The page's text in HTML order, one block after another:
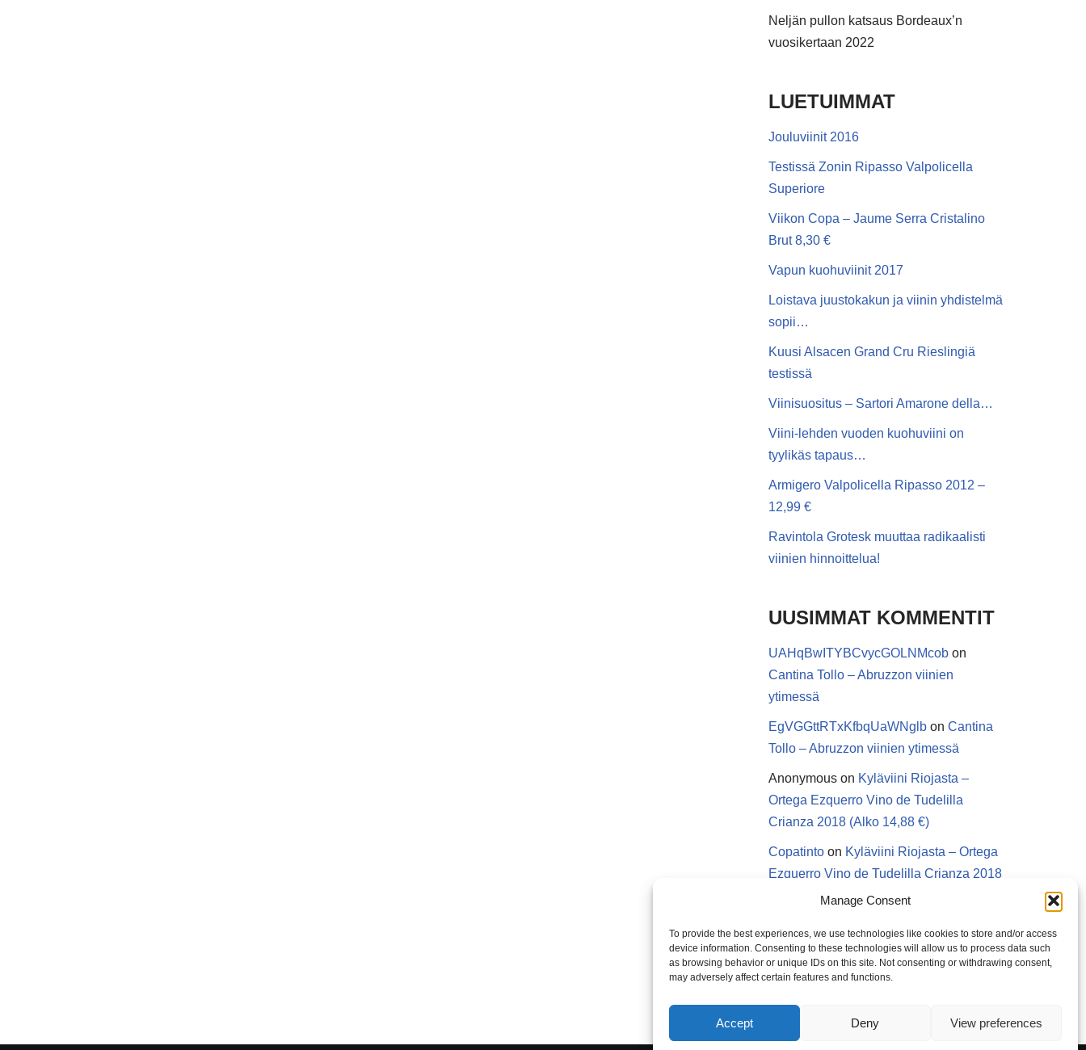
Manage Consent
To provide the best experiences, we use technologies like cookies to store and/or access
device information. Consenting to these technologies will allow us to process data such
as browsing behavior or unique IDs on this site. Not consenting or withdrawing consent,
may adversely affect certain features and functions.
Accept Deny View preferences
Neljän pullon katsaus Bordeaux’n
vuosikertaan 2022
LUETUIMMAT
Jouluviinit 2016
Testissä Zonin Ripasso Valpolicella
Superiore
Viikon Copa – Jaume Serra Cristalino
Brut 8,30 €
Vapun kuohuviinit 2017
Loistava juustokakun ja viinin yhdistelmä
sopii…
Kuusi Alsacen Grand Cru Rieslingiä
testissä
Viinisuositus – Sartori Amarone della…
Viini-lehden vuoden kuohuviini on
tyylikäs tapaus…
Armigero Valpolicella Ripasso 2012 –
12,99 €
Ravintola Grotesk muuttaa radikaalisti
viinien hinnoittelua!
UUSIMMAT KOMMENTIT
UAHqBwITYBCvycGOLNMcob on
Cantina Tollo – Abruzzon viinien
ytimessä
EgVGGttRTxKfbqUaWNglb on Cantina
Tollo – Abruzzon viinien ytimessä
Anonymous on Kyläviini Riojasta –
Ortega Ezquerro Vino de Tudelilla
Crianza 2018 (Alko 14,88 €)
Copatinto on Kyläviini Riojasta – Ortega
Ezquerro Vino de Tudelilla Crianza 2018
(Alko 14,88 €)
Riojasta – Ortega Ezquerro Vino de
Tudelilla Crianza 2018 (Alko 14,88 €)